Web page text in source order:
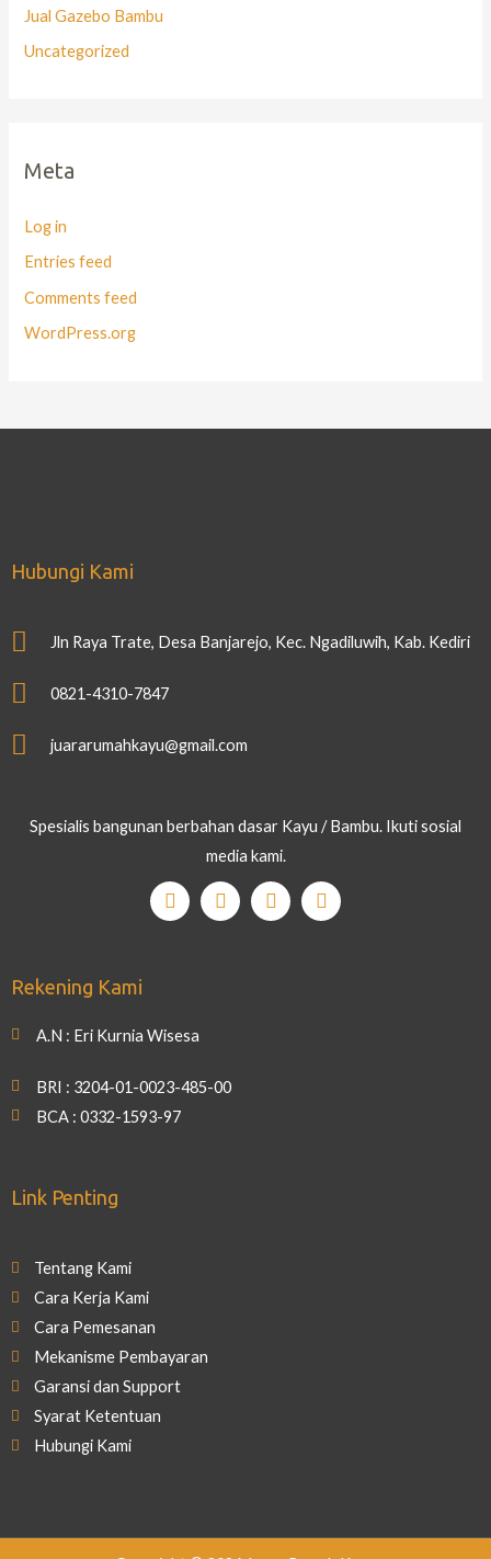
Jual Gazebo Bambu
Uncategorized
Meta
Log in
Entries feed
Comments feed
WordPress.org
Hubungi Kami
Jln Raya Trate, Desa Banjarejo, Kec. Ngadiluwih, Kab. Kediri
0821-4310-7847
juararumahkayu@gmail.com
Spesialis bangunan berbahan dasar Kayu / Bambu. Ikuti sosial
media kami.
Rekening Kami
A.N : Eri Kurnia Wisesa
BRI : 3204-01-0023-485-00
BCA : 0332-1593-97
Link Penting
Tentang Kami
Cara Kerja Kami
Cara Pemesanan
Mekanisme Pembayaran
Garansi dan Support
Syarat Ketentuan
Hubungi Kami